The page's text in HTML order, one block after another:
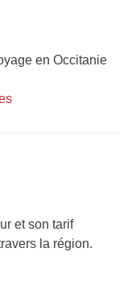
en Occitanie
et son tarif
la région.